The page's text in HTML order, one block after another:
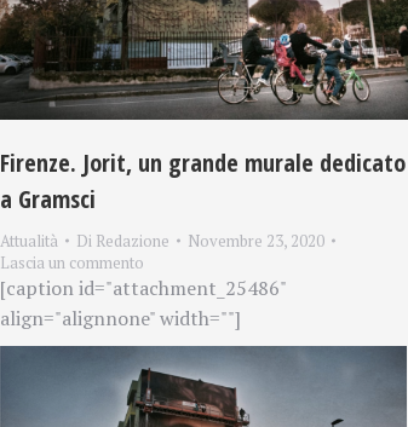
Firenze. Jorit, un grande murale dedicato
a Gramsci
Attualità Di Redazione
Novembre 23, 2020
Lascia un commento
[caption id="attachment_25486"
align="alignnone" width=""]